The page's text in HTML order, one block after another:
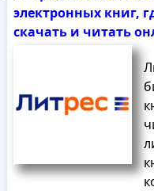
электронных книг,
скачать и читать